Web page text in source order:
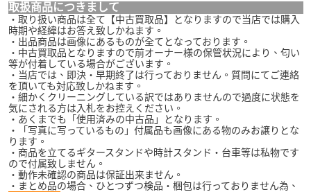
取扱商品につきまして
・取り扱い商品は全て【中古買取品】となりますので当店では購入
時期や経緯はお答え致しかねます。
・出品商品は画像にあるものが全てとなっております。
・中古買取品となりますので前オーナー様の保管状況により、匂い
等が付着している場合がございます。
・当店では、即決・早期終了は行っておりません。質問にてご連絡
を頂いても対応致しかねます。
・細かくクリーニングしている訳ではありませんので過度に状態を
気にされる方は入札をお控えください。
・あくまでも「使用済みの中古品」となります。
・「写真に写っているもの」付属品も画像にある物のみお譲りとな
ります。
・商品を立てるギタースタンドや時計スタンド・台車等は私物です
ので付属致しません。
・動作未確認の商品は保証出来ません。
・まとめ品の場合、ひとつずつ検品・梱包は行っておりません為、